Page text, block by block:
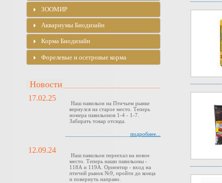
ЗООМИР
Аквариумы Биодизайн
Корма Биодизайн
Форелевые и осетровые корма
Новости
17.02.25
Наш павильон на Птичьем рынке
вернулся на старое место. Теперь
номера павильонов 1-4 - 1-7.
Забирать товар отсюда.
подробнее...
12.09.24
Наш павильон переехал на новое
место. Теперь наши павильоны -
118А и 119А. Ориентир - вход на
птичий рынок №9, пройти до конца
и повернуть направо.